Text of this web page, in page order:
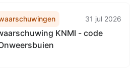
31 jul 2026
KNMI - code